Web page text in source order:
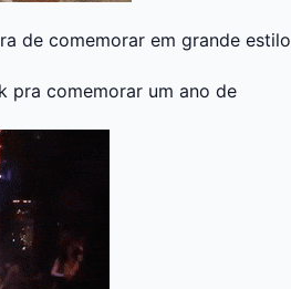
de comemorar em grande estilo
pra comemorar um ano de